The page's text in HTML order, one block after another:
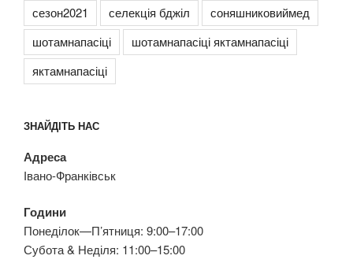
сезон2021
селекція бджіл
соняшниковиймед
шотамнапасіці
шотамнапасіці яктамнапасіці
яктамнапасіці
ЗНАЙДІТЬ НАС
Адреса
Івано-Франківськ
Години
Понеділок—П’ятниця: 9:00–17:00
Субота & Неділя: 11:00–15:00